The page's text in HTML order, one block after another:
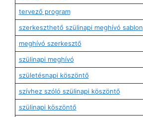
tervező program
szerkeszthető szülinapi meghívó sablon
meghívó szerkesztő
szülinapi meghívó
születésnapi köszöntő
szívhez szóló szülinapi köszöntő
szülinapi köszöntő